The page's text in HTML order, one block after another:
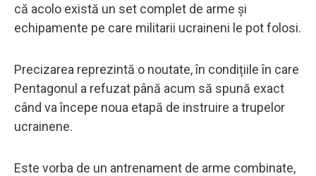
că acolo există un set complet de arme și
echipamente pe care militarii ucraineni le pot folosi.
Precizarea reprezintă o noutate, în condițiile în care
Pentagonul a refuzat până acum să spună exact
când va începe noua etapă de instruire a trupelor
ucrainene.
Este vorba de un antrenament de arme combinate,